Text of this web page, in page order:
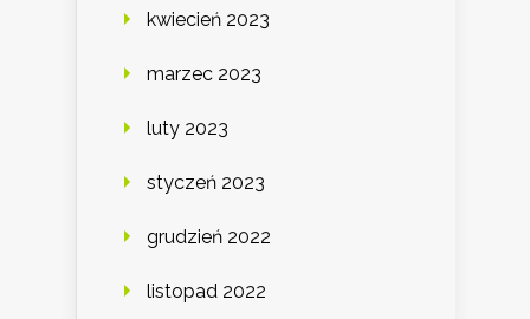
kwiecień 2023
marzec 2023
luty 2023
styczeń 2023
grudzień 2022
listopad 2022